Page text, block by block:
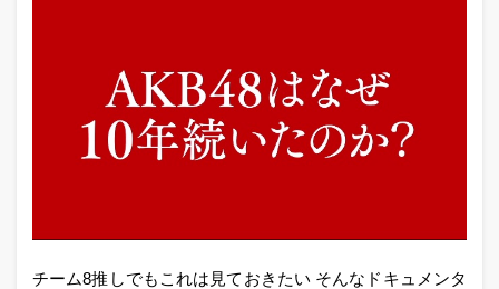
チーム8推しでもこれは見ておきたい そんなドキュメンタ